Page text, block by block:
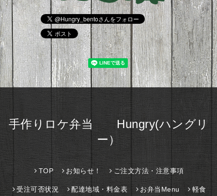
手作りロケ弁当 Hungry(ハングリ
ー）
TOP お知らせ！ ご注文方法・注意事項
受注可否状況 配達地域・料金表 お弁当Menu 軽食